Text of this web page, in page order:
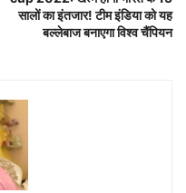
सालों का इंतजार! टीम इंडिया को यह
बल्लेबाज बनाएगा विश्व चैंपियन